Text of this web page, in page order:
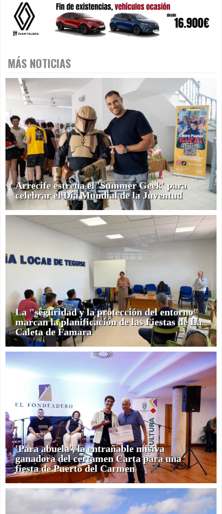
MÁS NOTICIAS
Arrecife estrena el 'Summer Geek' para
celebrar el Día Mundial de la Juventud
La "seguridad y la protección del entorno"
marcan la planificación de las Fiestas de La
Caleta de Famara
'Para abuela', la entrañable misiva
ganadora del certamen Carta para una
fiesta de Puerto del Carmen